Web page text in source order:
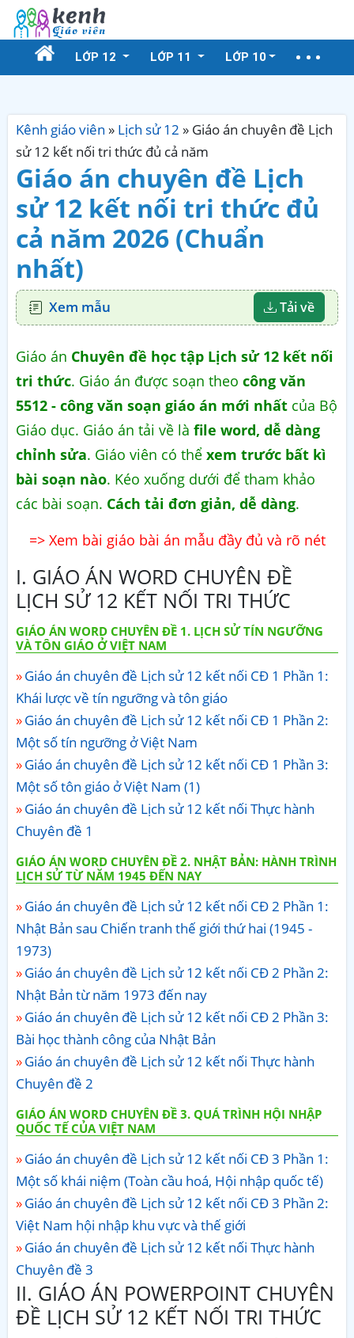
LỚP 12 LỚP 11 LỚP 10
Kênh giáo viên » Lịch sử 12 » Giáo án chuyên đề Lịch
sử 12 kết nối tri thức đủ cả năm
Giáo án chuyên đề Lịch
sử 12 kết nối tri thức đủ
cả năm 2026 (Chuẩn
nhất)
Xem mẫu Tải về
Giáo án Chuyên đề học tập Lịch sử 12 kết nối
tri thức. Giáo án được soạn theo công văn
5512 - công văn soạn giáo án mới nhất của Bộ
Giáo dục. Giáo án tải về là file word, dễ dàng
chỉnh sửa. Giáo viên có thể xem trước bất kì
bài soạn nào. Kéo xuống dưới để tham khảo
các bài soạn. Cách tải đơn giản, dễ dàng.
=> Xem bài giáo bài án mẫu đầy đủ và rõ nét
I. GIÁO ÁN WORD CHUYÊN ĐỀ
LỊCH SỬ 12 KẾT NỐI TRI THỨC
GIÁO ÁN WORD CHUYÊN ĐỀ 1. LỊCH SỬ TÍN NGƯỠNG
VÀ TÔN GIÁO Ở VIỆT NAM
Giáo án chuyên đề Lịch sử 12 kết nối CĐ 1 Phần 1:
Khái lược về tín ngưỡng và tôn giáo
Giáo án chuyên đề Lịch sử 12 kết nối CĐ 1 Phần 2:
Một số tín ngưỡng ở Việt Nam
Giáo án chuyên đề Lịch sử 12 kết nối CĐ 1 Phần 3:
Một số tôn giáo ở Việt Nam (1)
Giáo án chuyên đề Lịch sử 12 kết nối Thực hành
Chuyên đề 1
GIÁO ÁN WORD CHUYÊN ĐỀ 2. NHẬT BẢN: HÀNH TRÌNH
LỊCH SỬ TỪ NĂM 1945 ĐẾN NAY
Giáo án chuyên đề Lịch sử 12 kết nối CĐ 2 Phần 1:
Nhật Bản sau Chiến tranh thế giới thứ hai (1945 -
1973)
Giáo án chuyên đề Lịch sử 12 kết nối CĐ 2 Phần 2:
Nhật Bản từ năm 1973 đến nay
Giáo án chuyên đề Lịch sử 12 kết nối CĐ 2 Phần 3:
Bài học thành công của Nhật Bản
Giáo án chuyên đề Lịch sử 12 kết nối Thực hành
Chuyên đề 2
GIÁO ÁN WORD CHUYÊN ĐỀ 3. QUÁ TRÌNH HỘI NHẬP
QUỐC TẾ CỦA VIỆT NAM
Giáo án chuyên đề Lịch sử 12 kết nối CĐ 3 Phần 1:
Một số khái niệm (Toàn cầu hoá, Hội nhập quốc tế)
Giáo án chuyên đề Lịch sử 12 kết nối CĐ 3 Phần 2:
Việt Nam hội nhập khu vực và thế giới
Giáo án chuyên đề Lịch sử 12 kết nối Thực hành
Chuyên đề 3
II. GIÁO ÁN POWERPOINT CHUYÊN
ĐỀ LỊCH SỬ 12 KẾT NỐI TRI THỨC